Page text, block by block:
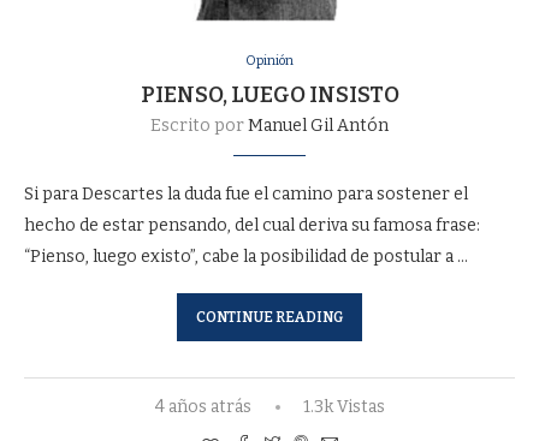
Opinión
PIENSO, LUEGO INSISTO
Escrito porManuel Gil Antón
Si para Descartes la duda fue el camino para sostener el
hecho de estar pensando, del cual deriva su famosa frase:
“Pienso, luego existo”, cabe la posibilidad de postular a …
CONTINUE READING
4 años atrás 1.3k Vistas